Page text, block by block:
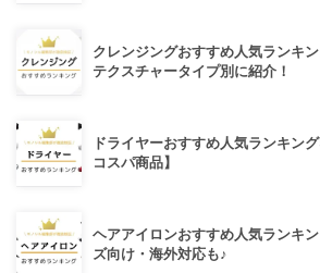
クレンジングおすすめ人気ランキ
テクスチャータイプ別に紹介！
ドライヤーおすすめ人気ランキン
コスパ商品】
ヘアアイロンおすすめ人気ランキ
ズ向け・海外対応も♪